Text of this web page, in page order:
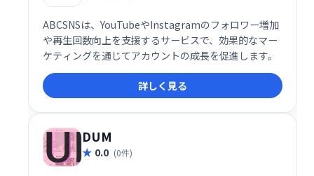
ABCSNSは、YouTubeやInstagramのフォロワー増加
や再生回数向上を支援するサービスで、効果的なマー
ケティングを通じてアカウントの成長を促進します。
詳しく見る
DUM
0.0 (0件)